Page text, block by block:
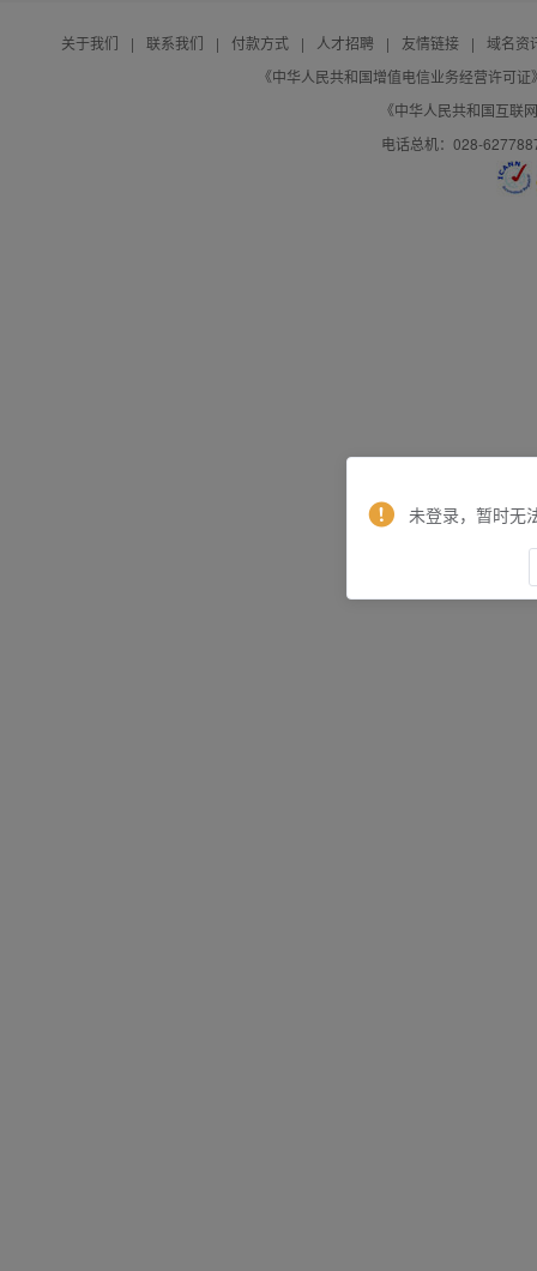
关于我们 | 联系我们 | 付款方式 | 人才招聘 | 友情链接 |
域名资
《中华人民共和国增值电信业务经营许可
《中华人民共和国互联
电话总机：028-
未登录，暂时无